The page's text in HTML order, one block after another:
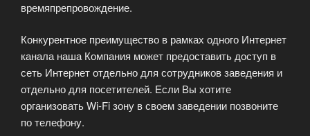
времяпрепровождение.
Конкурентное преимущество в рамках одного Интернет
канала наша Компания может предоставить доступ в
сеть Интернет отдельно для сотрудников заведения и
отдельно для посетителей. Если Вы хотите
организовать Wi-Fi зону в своем заведении позвоните
по телефону.